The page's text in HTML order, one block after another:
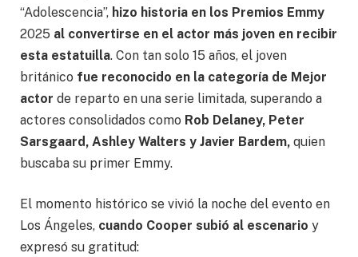
“Adolescencia”, hizo historia en los Premios Emmy
2025 al convertirse en el actor más joven en recibir
esta estatuilla. Con tan solo 15 años, el joven
británico fue reconocido en la categoría de Mejor
actor de reparto en una serie limitada, superando a
actores consolidados como Rob Delaney, Peter
Sarsgaard, Ashley Walters y Javier Bardem, quien
buscaba su primer Emmy.
El momento histórico se vivió la noche del evento en
Los Ángeles, cuando Cooper subió al escenario y
expresó su gratitud: